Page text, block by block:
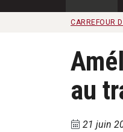
CARREFOUR
au
21 juin